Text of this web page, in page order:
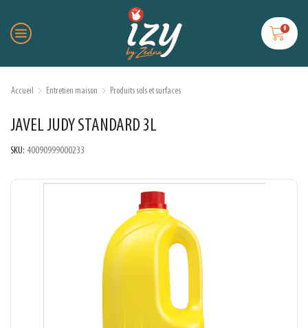
0
Accueil Entretien maison Produits sols et surfaces
JAVEL JUDY STANDARD 3L
SKU: 40090999000233